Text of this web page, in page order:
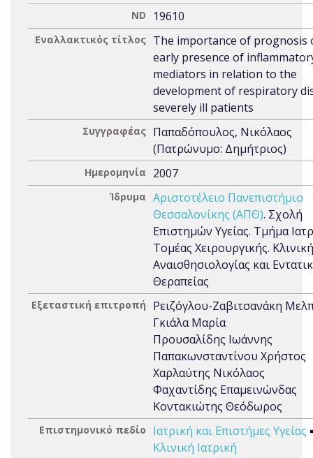
ND 19610
Εναλλακτικός τίτλος The importance of prognosis
early presence of
mediators in relation to the
development of respiratory
severely ill patients
Συγγραφέας Παπαδόπουλος, Νικόλαος
(Πατρώνυμο: Δημήτριος)
Ημερομηνία 2007
Ίδρυμα Αριστοτέλειο Πανεπιστήμιο
Θεσσαλονίκης (ΑΠΘ). Σχολή
Επιστημών Υγείας. Τμήμα
Τομέας Χειρουργικής. Κλινική
Αναισθησιολογίας και
Θεραπείας
Εξεταστική επιτροπή
Ρειζόγλου-Ζαβιτσανάκη
Γκιάλα Μαρία
Προυσαλίδης Ιωάννης
Παπακωνσταντίνου Χρήστος
Χαρλαύτης Νικόλαος
Φαχαντίδης Επαμεινώνδας
Κοντακιώτης Θεόδωρος
Επιστημονικό πεδίο Ιατρική και Επιστήμες Υγείας
Κλινική Ιατρική